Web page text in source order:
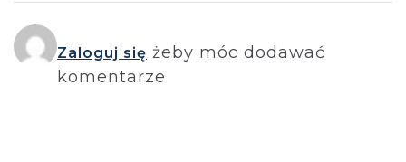
Zaloguj się żeby móc dodawać
komentarze